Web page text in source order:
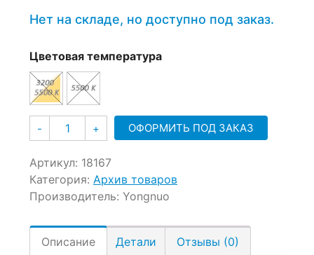
4,509 ₽.
Нет на складе, но доступно под заказ.
Цветовая температура
- Количество
+ ОФОРМИТЬ ПОД ЗАКАЗ
Артикул: 18167
Категория: Архив товаров
Производитель: Yongnuo
Описание Детали Отзывы (0)